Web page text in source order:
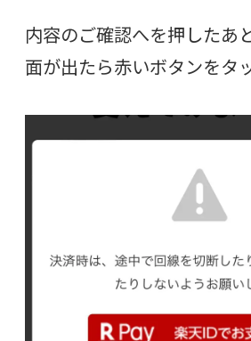
内容のご確認へを押したあ
面が出たら赤いボタンをタ